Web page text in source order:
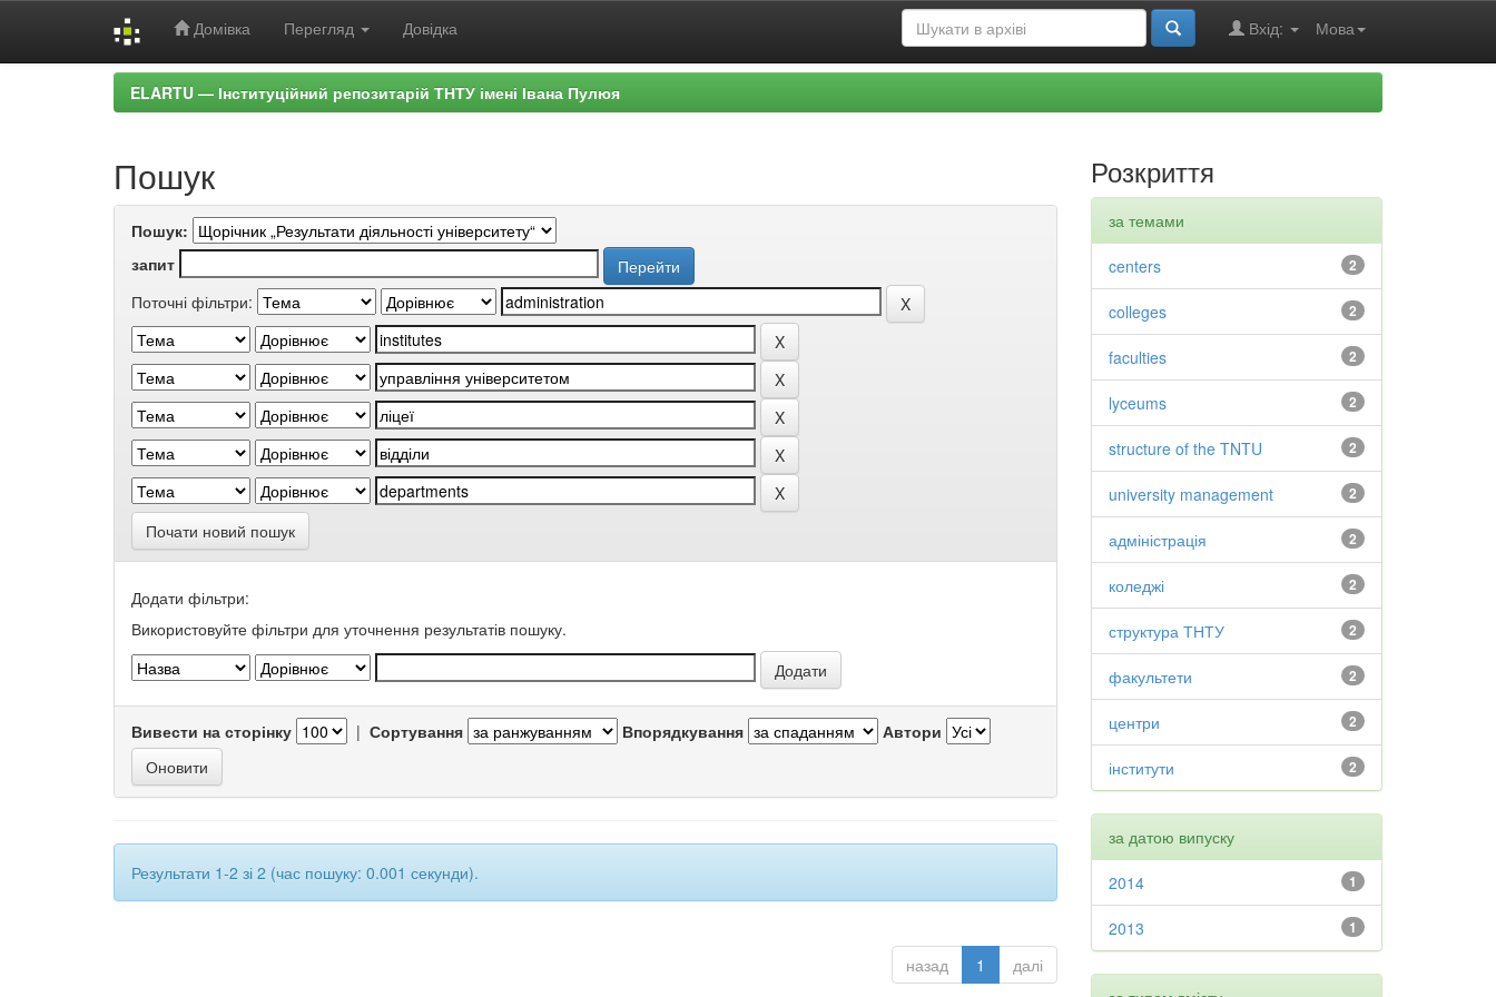
Домівка Перегляд Довідка Мова
Вхід:
ELARTU — Інституційний репозитарій ТНТУ імені Івана Пулюя
Пошук
Пошук:
запит
Поточні фільтри:
Почати новий пошук
Додати фільтри:
Використовуйте фільтри для уточнення результатів пошуку.
Вивести на сторінку | Сортування Впорядкування Автори
Результати 1-2 зі 2 (час пошуку: 0.001 секунди).
назад 1 далі
Розкриття
за темами
2
centers
2
colleges
2
faculties
2
lyceums
2
structure of the TNTU
2
university management
2
адміністрація
2
коледжі
2
структура ТНТУ
2
факультети
2
центри
2
інститути
за датою випуску
1
2014
1
2013